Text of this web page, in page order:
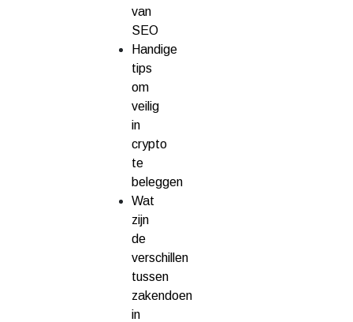
van
SEO
Handige
tips
om
veilig
in
crypto
te
beleggen
Wat
zijn
de
verschillen
tussen
zakendoen
in